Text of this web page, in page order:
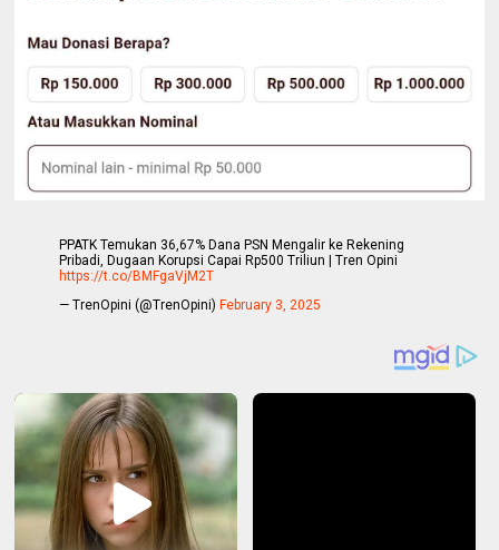
PPATK Temukan 36,67% Dana PSN Mengalir ke Rekening
Pribadi, Dugaan Korupsi Capai Rp500 Triliun | Tren Opini
https://t.co/BMFgaVjM2T
— TrenOpini (@TrenOpini)February 3, 2025